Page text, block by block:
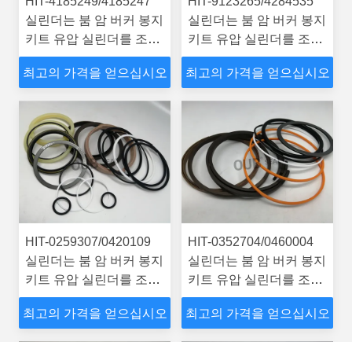
실린더는 붐 암 버커 봉지
키트 유압 실린더를 조종
하는 9138785 기계
EX400-3C 굴삭기입니다
최고의 가격을 얻으십시오
실린더는 붐 암 버커 봉지
키트 유압 실린더를 조종
하는 9138785 기계
EX400-3C 굴삭기입니다
최고의 가격을 얻으십시오
HIT-0259307/0420109
실린더는 붐 암 버커 봉지
키트 유압 실린더를 조종
하는 4310244 기계
EX400-3C 굴삭기입니다
최고의 가격을 얻으십시오
HIT-0352704/0460004
실린더는 붐 암 버커 봉지
키트 유압 실린더를 조종
하는 4310244 기계
EX400-3C 굴삭기입니다
최고의 가격을 얻으십시오